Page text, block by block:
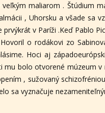
maliarom . Štúdium
, Uhorsku a všade sa
v Paríži .Keď Pablo
o rodákovi zo
Hoci aj
bolo otvorené múzeum
, sužovaný
sa vyznačuje